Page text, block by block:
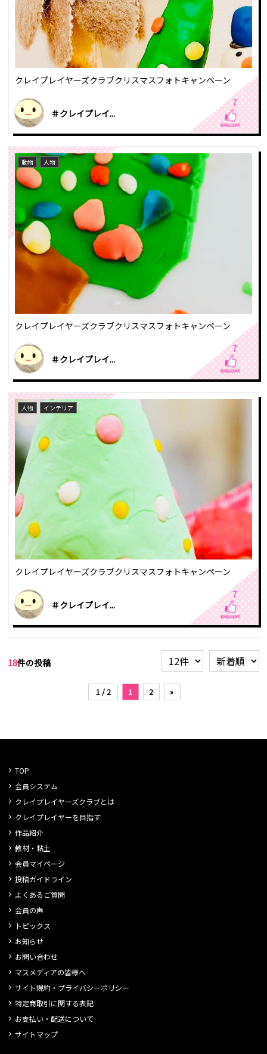
クレイプレイヤーズクラブクリスマスフォトキャンペーン
＃クレイプレイ...
7
動物 人物
クレイプレイヤーズクラブクリスマスフォトキャンペーン
＃クレイプレイ...
7
人物 インテリア
クレイプレイヤーズクラブクリスマスフォトキャンペーン
＃クレイプレイ...
7
18件の投稿
1 / 2 1 2 »
TOP
会員システム
クレイプレイヤーズクラブとは
クレイプレイヤーを目指す
作品紹介
教材・粘土
会員マイページ
投稿ガイドライン
よくあるご質問
会員の声
トピックス
お知らせ
お問い合わせ
マスメディアの皆様へ
サイト規約・プライバシーポリシー
特定商取引に関する表記
お支払い・配送について
サイトマップ